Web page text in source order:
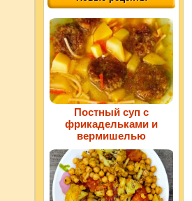
Постный суп с
фрикадельками и
вермишелью